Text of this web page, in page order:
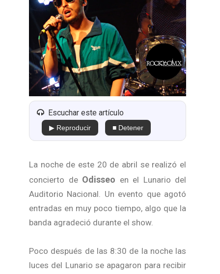
Escuchar este artículo
▶ Reproducir ■ Detener
La noche de este 20 de abril se realizó el
concierto de Odisseo en el Lunario del
Auditorio Nacional. Un evento que agotó
entradas en muy poco tiempo, algo que la
banda agradeció durante el show.
Poco después de las 8:30 de la noche las
luces del Lunario se apagaron para recibir